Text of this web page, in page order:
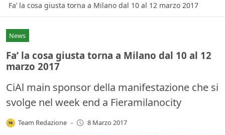
Fa’ la cosa giusta torna a Milano dal 10 al 12 marzo 2017
News
Fa’ la cosa giusta torna a Milano dal 10 al 12
marzo 2017
CiAl main sponsor della manifestazione che si
svolge nel week end a Fieramilanocity
Team Redazione - 8 Marzo 2017